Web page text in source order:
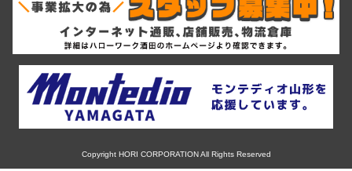
スバル
マツダ
ミツビシ
14インチ
15インチ
ミシュラン
ヨコハマ
ダンロップ
Advanti Racing
Copyright HORI CORPORATION All Rights Reserved